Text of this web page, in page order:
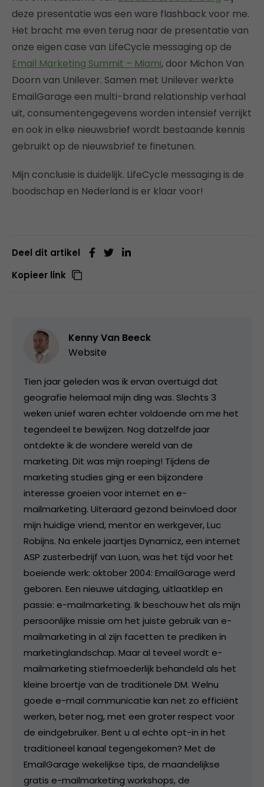
deze presentatie was een ware flashback voor me.
Het bracht me even terug naar de presentatie van
onze eigen case van LifeCycle messaging op de
Email Marketing Summit – Miami, door Michon Van
Doorn van Unilever. Samen met Unilever werkte
EmailGarage een multi-brand relationship verhaal
uit, consumentengegevens worden intensief verrijkt
en ook in elke nieuwsbrief wordt bestaande kennis
gebruikt op de nieuwsbrief te finetunen.
Mijn conclusie is duidelijk. LifeCycle messaging is de
boodschap en Nederland is er klaar voor!
Deel dit artikel
Kopieer link
Kenny Van Beeck
Website
Tien jaar geleden was ik ervan overtuigd dat
geografie helemaal mijn ding was. Slechts 3
weken unief waren echter voldoende om me het
tegendeel te bewijzen. Nog datzelfde jaar
ontdekte ik de wondere wereld van de
marketing. Dit was mijn roeping! Tijdens de
marketing studies ging er een bijzondere
interesse groeien voor internet en e-
mailmarketing. Uiteraard gezond beïnvloed door
mijn huidige vriend, mentor en werkgever, Luc
Robijns. Na enkele jaartjes Dynamicz, een internet
ASP zusterbedrijf van Luon, was het tijd voor het
boeiende werk: oktober 2004: EmailGarage werd
geboren. Een nieuwe uitdaging, uitlaatklep en
passie: e-mailmarketing. Ik beschouw het als mijn
persoonlijke missie om het juiste gebruik van e-
mailmarketing in al zijn facetten te prediken in
marketinglandschap. Maar al teveel wordt e-
mailmarketing stiefmoederlijk behandeld als het
kleine broertje van de traditionele DM. Welnu
goede e-mail communicatie kan net zo efficiënt
werken, beter nog, met een groter respect voor
de eindgebruiker. Bent u al echte opt-in in het
traditioneel kanaal tegengekomen? Met de
EmailGarage wekelijkse tips, de maandelijkse
gratis e-mailmarketing workshops, de